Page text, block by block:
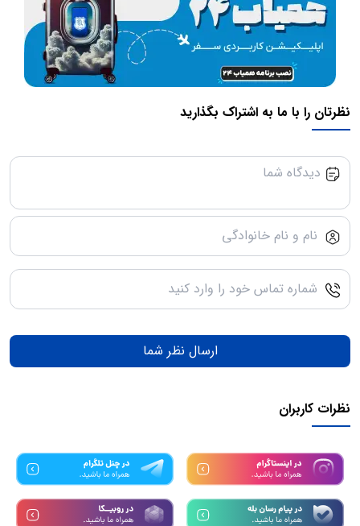
نظرتان را با ما به اشتراک بگذارید
ارسال نظر شما
نظرات کاربران